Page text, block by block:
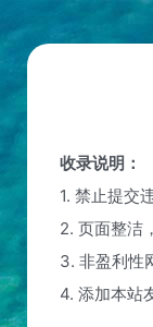
收录说明：
1. 禁止提交
2. 页面整洁
3. 非盈利性
4. 添加本站